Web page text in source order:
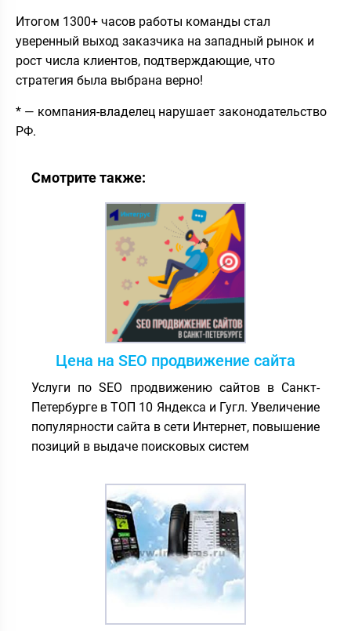
Итогом 1300+ часов работы команды стал
уверенный выход заказчика на западный рынок и
рост числа клиентов, подтверждающие, что
стратегия была выбрана верно!
* — компания-владелец нарушает законодательство
РФ.
Смотрите также:
Цена на SEO продвижение сайта
Услуги по SEO продвижению сайтов в Санкт-
Петербурге в ТОП 10 Яндекса и Гугл. Увеличение
популярности сайта в сети Интернет, повышение
позиций в выдаче поисковых систем